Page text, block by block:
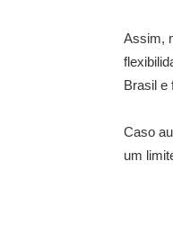
Assim,
Brasil e
Caso
um